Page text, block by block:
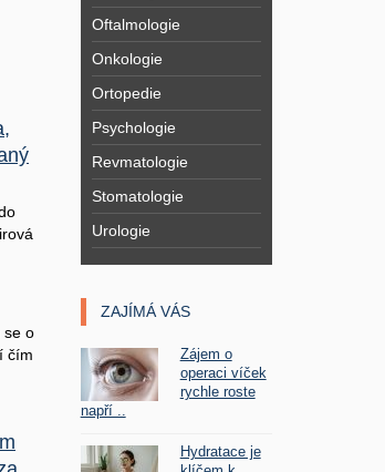
se o
čím
Oftalmologie
Onkologie
Ortopedie
Psychologie
Revmatologie
Stomatologie
Urologie
ZAJÍMÁ VÁS
Zájem o
operaci víček
rychle roste
napří ..
Hydratace je